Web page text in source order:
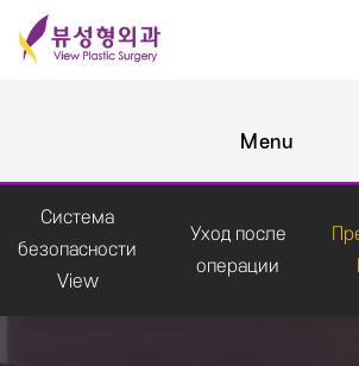
Press ESC to close this window.
Система
безопасности
View
Уход после
операции